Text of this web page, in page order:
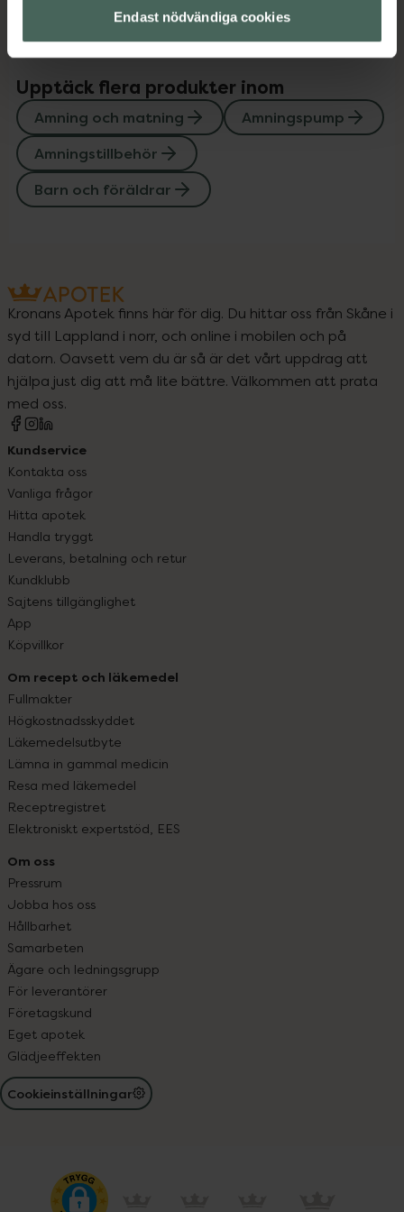
Endast nödvändiga cookies
Upptäck flera produkter inom
Amning och matning
Amningspump
Amningstillbehör
Barn och föräldrar
Kronans Apotek finns här för dig. Du hittar oss från Skåne i
syd till Lappland i norr, och online i mobilen och på
datorn. Oavsett vem du är så är det vårt uppdrag att
hjälpa just dig att må lite bättre. Välkommen att prata
med oss.
Kundservice
Kontakta oss
Vanliga frågor
Hitta apotek
Handla tryggt
Leverans, betalning och retur
Kundklubb
Sajtens tillgänglighet
App
Köpvillkor
Om recept och läkemedel
Fullmakter
Högkostnadsskyddet
Läkemedelsutbyte
Lämna in gammal medicin
Resa med läkemedel
Receptregistret
Elektroniskt expertstöd, EES
Om oss
Pressrum
Jobba hos oss
Hållbarhet
Samarbeten
Ägare och ledningsgrupp
För leverantörer
Företagskund
Eget apotek
Glädjeeffekten
Cookieinställningar